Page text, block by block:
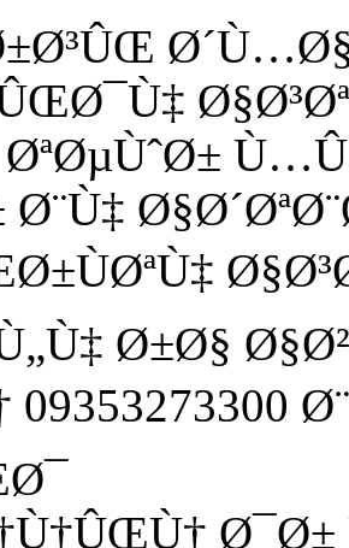
Ø§Ø³Øª
ØªØµÙˆØ±
Ø±Ø§
Ø¯Ø±